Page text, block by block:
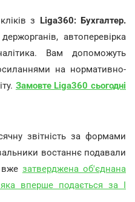
з Liga360: Бухгалтер.
автоперевірка
Вам допоможуть
на нормативно-
Замовте Liga360 сьогодні
звітність за формами
востаннє подавали
вже затверджена об'єднана
вперше подається за І